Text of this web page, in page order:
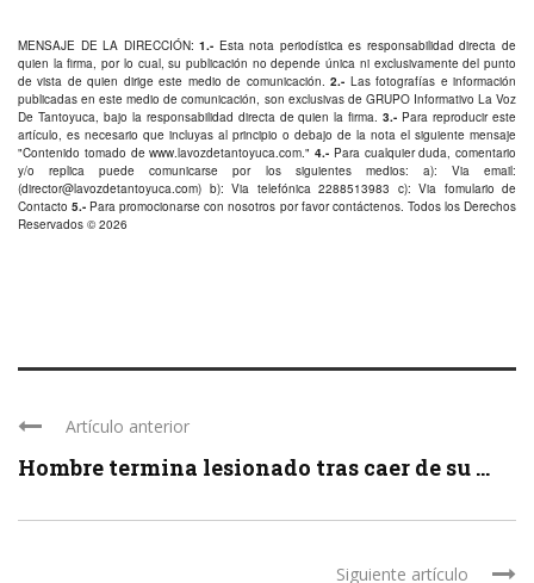
MENSAJE DE LA DIRECCIÓN:1.- Esta nota periodística es responsabilidad directa de
quien la firma, por lo cual, su publicación no depende única ni exclusivamente del punto
de vista de quien dirige este medio de comunicación.2.- Las fotografías e información
publicadas en este medio de comunicación, son exclusivas de GRUPO Informativo La Voz
De Tantoyuca, bajo la responsabilidad directa de quien la firma.3.- Para reproducir este
artículo, es necesario que incluyas al principio o debajo de la nota el siguiente mensaje
"Contenido tomado dewww.lavozdetantoyuca.com." 4.- Para cualquier duda, comentario
y/o replica puede comunicarse por los siguientes medios: a): Via email:
(director@lavozdetantoyuca.com) b): Via telefónica 2288513983 c): Via fomulario de
Contacto 5.- Para promocionarse con nosotros por favorcontáctenos. Todos los Derechos
Reservados © 2026
Artículo anterior
Hombre termina lesionado tras caer de su ...
Siguiente artículo